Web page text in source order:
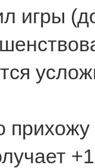
игры